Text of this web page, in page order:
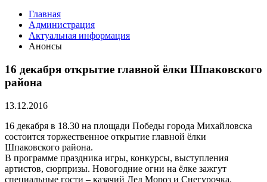
Главная
Администрация
Актуальная информация
Анонсы
16 декабря открытие главной ёлки Шпаковского
района
13.12.2016
16 декабря в 18.30 на площади Победы города Михайловска
состоится торжественное открытие главной ёлки
Шпаковского района.
В программе праздника игры, конкурсы, выступления
артистов, сюрпризы. Новогодние огни на ёлке зажгут
специальные гости – казачий Дед Мороз и Снегурочка.